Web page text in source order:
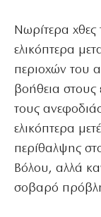
Νωρίτερα
ελικόπτερα
περιοχών του
βοήθεια
τους
ελικόπτερα
περίθαλψης
Βόλου, αλλά
σοβαρό